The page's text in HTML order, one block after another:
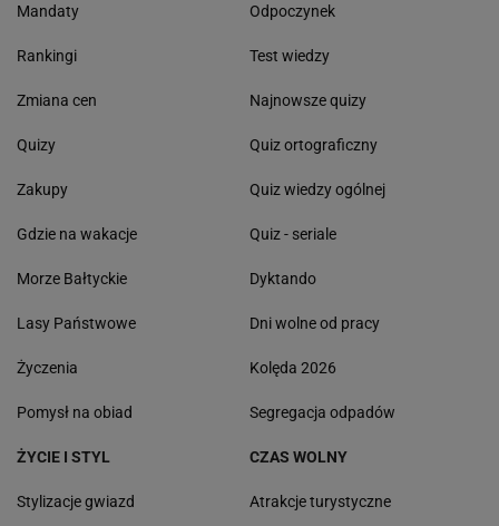
Mandaty
Rankingi
Zmiana cen
Quizy
Zakupy
Gdzie na wakacje
Morze Bałtyckie
Lasy Państwowe
Życzenia
Pomysł na obiad
Odpoczynek
Test wiedzy
Najnowsze quizy
Quiz ortograficzny
Quiz wiedzy ogólnej
Quiz - seriale
Dyktando
Dni wolne od pracy
Kolęda 2026
Segregacja odpadów
ŻYCIE I STYL
Stylizacje gwiazd
CZAS WOLNY
Atrakcje turystyczne